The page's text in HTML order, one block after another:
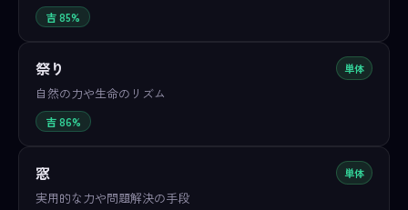
吉 85%
祭り 単体
自然の力や生命のリズム
吉 86%
窓 単体
実用的な力や問題解決の手段